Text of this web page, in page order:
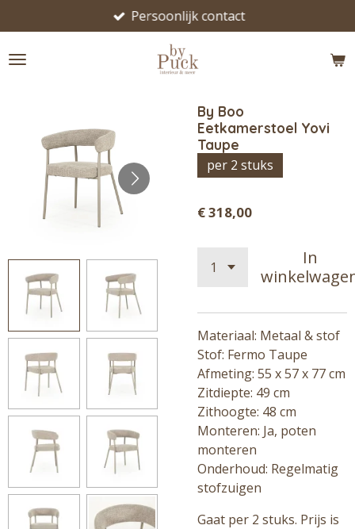
direct
naar
Persoonlijk contact
By Boo
Eetkamerstoel Yovi
Taupe
per 2 stuks
€ 318,00
In
Materiaal: Metaal & stof
Stof: Fermo Taupe
Afmeting: 55 x 57 x 77 cm
Zitdiepte: 49 cm
Zithoogte: 48 cm
Monteren: Ja, poten
monteren
Onderhoud: Regelmatig
stofzuigen
Gaat per 2 stuks. Prijs is